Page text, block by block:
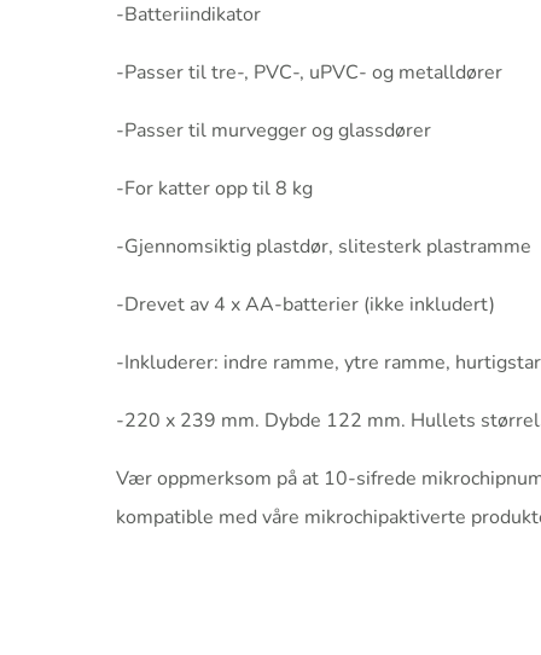
-Batteriindikator
-Passer til tre-, PVC-, uPVC- og metalldører
-Passer til murvegger og glassdører
-For katter opp til 8 kg
-Gjennomsiktig plastdør, slitesterk plastramme
-Drevet av 4 x AA-batterier (ikke inkludert)
-Inkluderer: indre ramme, ytre ramme,
-220 x 239 mm. Dybde 122 mm. Hullets
Vær oppmerksom på at 10-sifrede
kompatible med våre mikrochipaktiverte